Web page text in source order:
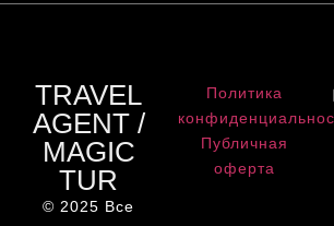
TRAVEL
AGENT /
MAGIC
TUR
© 2025 Все
Политика
Публичная
оферта